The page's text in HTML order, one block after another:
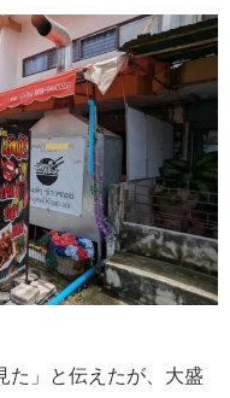
た」と伝えたが、大盛